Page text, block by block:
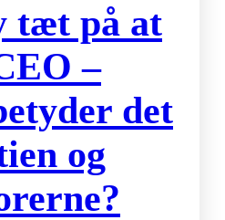
tæt på at
–
det
og